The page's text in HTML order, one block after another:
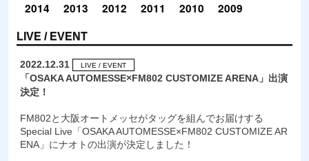
2014
2013 2012 2011 2010 2009
LIVE / EVENT
2022.12.31 LIVE / EVENT
「OSAKA AUTOMESSE×FM802 CUSTOMIZE ARENA」出演
決定！
FM802と大阪オートメッセがタッグを組んでお届けする
Special Live「OSAKA AUTOMESSE×FM802 CUSTOMIZE AR
ENA」にナオトの出演が決定しました！